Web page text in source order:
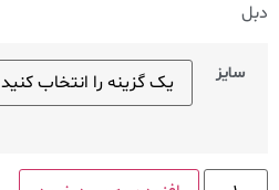
دبل
سایز